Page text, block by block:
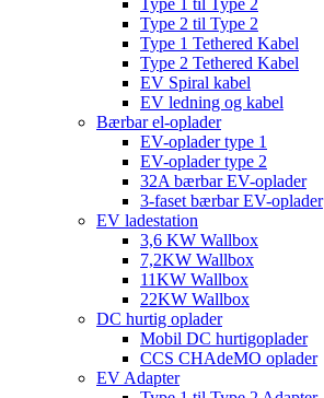
Type 1 til Type 2
Type 2 til Type 2
Type 1 Tethered Kabel
Type 2 Tethered Kabel
EV Spiral kabel
EV ledning og kabel
Bærbar el-oplader
EV-oplader type 1
EV-oplader type 2
32A bærbar EV-oplader
3-faset bærbar EV-oplader
EV ladestation
3,6 KW Wallbox
7,2KW Wallbox
11KW Wallbox
22KW Wallbox
DC hurtig oplader
Mobil DC hurtigoplader
CCS CHAdeMO oplader
EV Adapter